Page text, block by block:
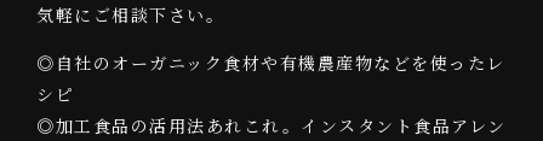
気軽にご相談下さい。
◎自社のオーガニック食材や有機農産物などを使ったレ
シピ
◎加工食品の活用法あれこれ。インスタント食品アレン